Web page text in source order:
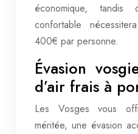
économique, tandis
confortable
400€ par personne.
Évasion
d’air frais à
Les Vosges vous
méritée, une évasion